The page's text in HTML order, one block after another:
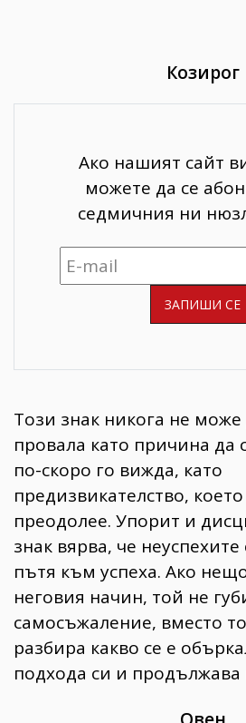
Козирог
Ако нашият сайт
можете да се
седмичния ни
Този знак никога не
провала като причина да
по-скоро го вижда, като
предизвикателство,
преодолее. Упорит и
знак вярва, че
пътя към успеха. Ако
неговия начин, той не
самосъжаление, вместо
разбира какво се е
подхода си и продължава